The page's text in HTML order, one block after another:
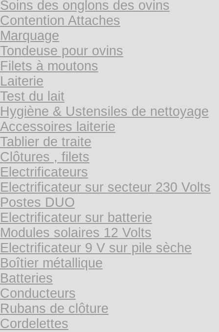
Soins des onglons des ovins
Contention Attaches
Marquage
Tondeuse pour ovins
Filets à moutons
Laiterie
Test du lait
Hygiène & Ustensiles de nettoyage
Accessoires laiterie
Tablier de traite
Clôtures , filets
Electrificateurs
Electrificateur sur secteur 230 Volts
Postes DUO
Electrificateur sur batterie
Modules solaires 12 Volts
Electrificateur 9 V sur pile sèche
Boîtier métallique
Batteries
Conducteurs
Rubans de clôture
Cordelettes